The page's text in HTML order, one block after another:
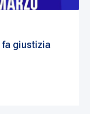
fa giustizia